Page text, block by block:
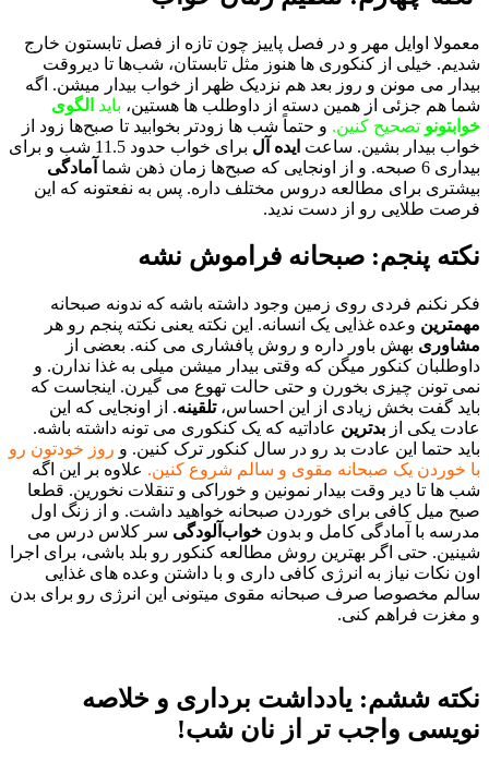
معمولا اوایل مهر و در فصل پاییز چون تازه از فصل تابستون خارج
شدیم. خیلی از کنکوری ها هنوز مثل تابستان، شب‌ها تا دیروقت
بیدار می مونن و روز بعد هم نزدیک ظهر از خواب بیدار میشن. اگه
شما هم جزئی از همین دسته از داوطلب ها هستین، باید الگوی
خوابتونو تصحیح کنین. و حتماً شب ها زودتر بخوابید تا صبح‌ها زود از
خواب بیدار بشین. ساعت ایده آل
برای خواب حدود 11.5 شب و برای
بیداری 6 صبحه. و از اونجایی که صبح‌ها زمان ذهن شما
آمادگی
بیشتری برای مطالعه دروس مختلف داره. پس به نفعتونه که این
فرصت طلایی رو از دست ندید.
نکته پنجم: صبحانه فراموش نشه
فکر نکنم فردی روی زمین وجود داشته باشه که ندونه صبحانه
مهمترین وعده غذایی یک انسانه. این نکته یعنی نکته پنجم رو هر
مشاوری بهش باور داره و روش پافشاری می کنه. بعضی از
داوطلبان کنکور میگن که وقتی بیدار میشن میلی به غذا ندارن. و
نمی تونن چیزی بخورن و حتی حالت تهوع می گیرن. اینجاست که
باید گفت بخش زیادی از این احساس،تلقینه. از اونجایی که این
عادت یکی از بدترین عاداتیه که یک کنکوری می تونه داشته باشه.
باید حتما این عادت بد رو در سال کنکور ترک کنین. و روز خودتون رو
با خوردن یک صبحانه مقوی و سالم شروع کنین. علاوه بر این اگه
شب ها تا دیر وقت بیدار نمونین و خوراکی و تنقلات نخورین. قطعا
صبح میل کافی برای خوردن صبحانه خواهید داشت. و از زنگ اول
مدرسه با آمادگی کامل و بدون خواب‌آلودگی سر کلاس درس می
شینین. حتی اگر بهترین روش مطالعه کنکور رو بلد باشی، برای اجرا
اون نکات نیاز به انرژی کافی داری و با داشتن وعده های غذایی
سالم مخصوصا صرف صبحانه مقوی میتونی این انرژی رو برای بدن
و مغزت فراهم کنی.
نکته ششم: یادداشت برداری و خلاصه
نویسی‌ واجب تر از نان شب!